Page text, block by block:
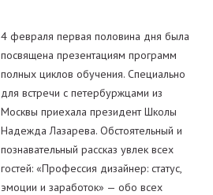
4 февраля первая половина дня была
посвящена презентациям программ
полных циклов обучения. Специально
для встречи с петербуржцами из
Москвы приехала президент Школы
Надежда Лазарева. Обстоятельный и
познавательный рассказ увлек всех
гостей: «Профессия дизайнер: статус,
эмоции и заработок» — обо всех